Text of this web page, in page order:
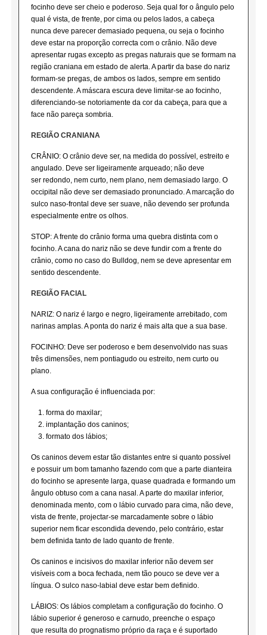
focinho deve ser cheio e poderoso. Seja qual for o ângulo pelo
qual é vista, de frente, por cima ou pelos lados, a cabeça
nunca deve parecer demasiado pequena, ou seja o focinho
deve estar na proporção correcta com o crânio. Não deve
apresentar rugas excepto as pregas naturais que se formam na
região craniana em estado de alerta. A partir da base do nariz
formam-se pregas, de ambos os lados, sempre em sentido
descendente. A máscara escura deve limitar-se ao focinho,
diferenciando-se notoriamente da cor da cabeça, para que a
face não pareça sombria.
REGIÃO CRANIANA
CRÂNIO: O crânio deve ser, na medida do possível, estreito e
angulado. Deve ser ligeiramente arqueado; não deve
ser redondo, nem curto, nem plano, nem demasiado largo. O
occipital não deve ser demasiado pronunciado. A marcação do
sulco naso-frontal deve ser suave, não devendo ser profunda
especialmente entre os olhos.
STOP: A frente do crânio forma uma quebra distinta com o
focinho. A cana do nariz não se deve fundir com a frente do
crânio, como no caso do Bulldog, nem se deve apresentar em
sentido descendente.
REGIÃO FACIAL
NARIZ: O nariz é largo e negro, ligeiramente arrebitado, com
narinas amplas. A ponta do nariz é mais alta que a sua base.
FOCINHO: Deve ser poderoso e bem desenvolvido nas suas
três dimensões, nem pontiagudo ou estreito, nem curto ou
plano.
A sua configuração é influenciada por:
forma do maxilar;
implantação dos caninos;
formato dos lábios;
Os caninos devem estar tão distantes entre si quanto possível
e possuir um bom tamanho fazendo com que a parte dianteira
do focinho se apresente larga, quase quadrada e formando um
ângulo obtuso com a cana nasal. A parte do maxilar inferior,
denominada mento, com o lábio curvado para cima, não deve,
vista de frente, projectar-se marcadamente sobre o lábio
superior nem ficar escondida devendo, pelo contrário, estar
bem definida tanto de lado quanto de frente.
Os caninos e incisivos do maxilar inferior não devem ser
visíveis com a boca fechada, nem tão pouco se deve ver a
língua. O sulco naso-labial deve estar bem definido.
LÁBIOS: Os lábios completam a configuração do focinho. O
lábio superior é generoso e carnudo, preenche o espaço
que resulta do prognatismo próprio da raça e é suportado